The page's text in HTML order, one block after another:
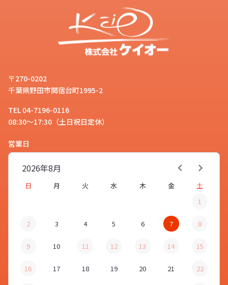
〒270-0202
千葉県野田市関宿台町1995-2
TEL 04-7196-0116
08:30～17:30（土日祝日定休）
営業日
8月
2026年
日 月 火 水 木 金
土
1
2 3 4 5 6 7 8
9 10 11 12 13 14 15
16 17 18 19 20 21 22